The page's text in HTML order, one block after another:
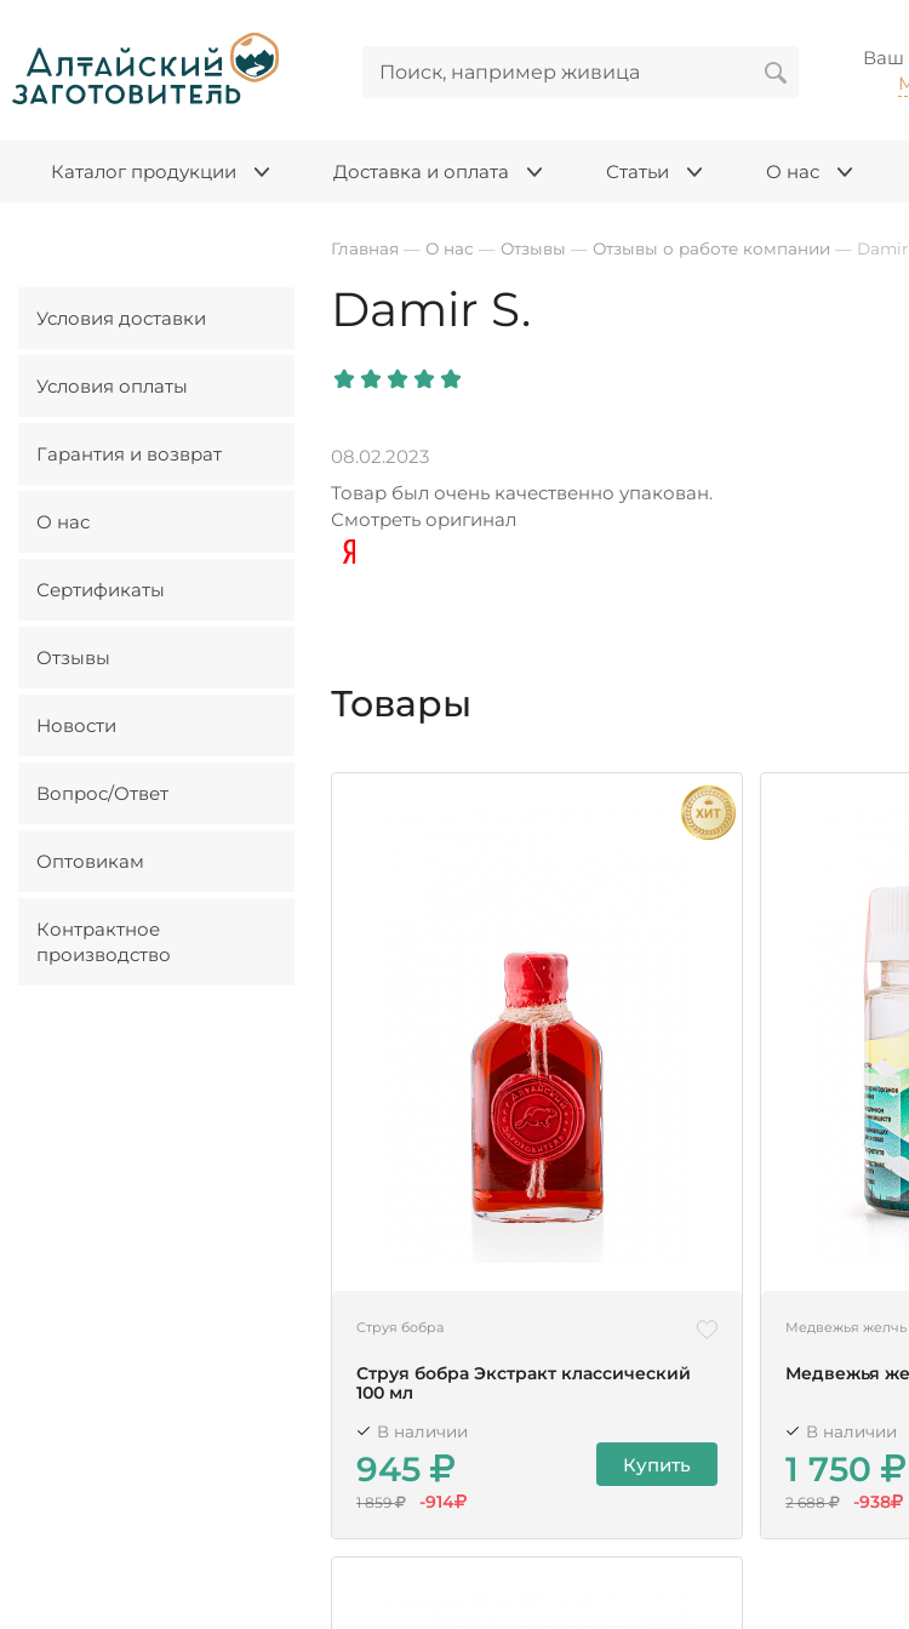
Ваш
Каталог продукции Доставка и оплата Статьи О нас
Условия доставки
Условия оплаты
Гарантия и возврат
О нас
Сертификаты
Отзывы
Новости
Вопрос/Ответ
Оптовикам
Контрактное
производство
Главная — О нас — Отзывы — Отзывы о работе компании — Damir
Damir S.
08.02.2023
Товар был очень качественно упакован.
Смотреть оригинал
Товары
Струя бобра
Струя бобра Экстракт классический
100 мл
В наличии
945
1 859 -914
Купить
Медвежья желчь
Медвежья
В наличии
1 750
2 688 -938